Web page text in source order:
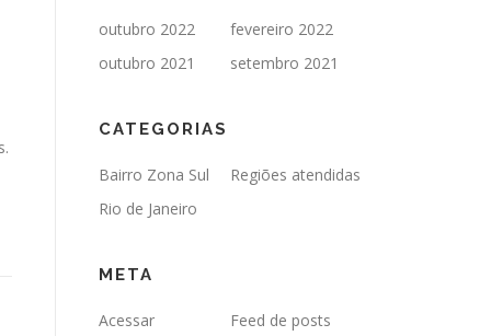
outubro 2022
fevereiro 2022
outubro 2021
setembro 2021
CATEGORIAS
Bairro Zona Sul
Regiões atendidas
Rio de Janeiro
META
Acessar
Feed de posts